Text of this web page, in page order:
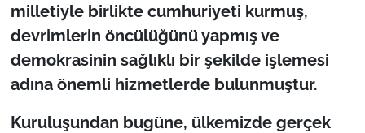
milletiyle birlikte cumhuriyeti kurmuş,
devrimlerin öncülüğünü yapmış ve
demokrasinin sağlıklı bir şekilde işlemesi
adına önemli hizmetlerde bulunmuştur.
Kuruluşundan bugüne, ülkemizde gerçek
Genel
Politika